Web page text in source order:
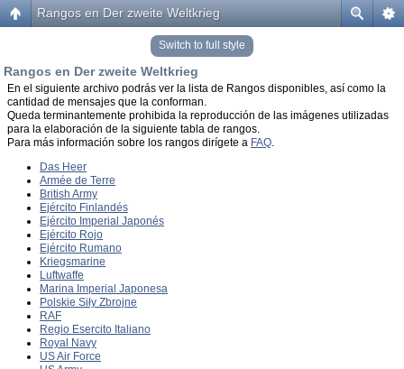
Rangos en Der zweite Weltkrieg
Switch to full style
Rangos en Der zweite Weltkrieg
En el siguiente archivo podrás ver la lista de Rangos disponibles, así como la
cantidad de mensajes que la conforman.
Queda terminantemente prohibida la reproducción de las imágenes utilizadas
para la elaboración de la siguiente tabla de rangos.
Para más información sobre los rangos dirígete a FAQ.
Das Heer
Armée de Terre
British Army
Ejército Finlandés
Ejército Imperial Japonés
Ejército Rojo
Ejército Rumano
Kriegsmarine
Luftwaffe
Marina Imperial Japonesa
Polskie Siły Zbrojne
RAF
Regio Esercito Italiano
Royal Navy
US Air Force